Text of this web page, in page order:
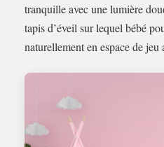
tranquille avec une lumière
tapis d’éveil sur lequel bébé
naturellement en espace de